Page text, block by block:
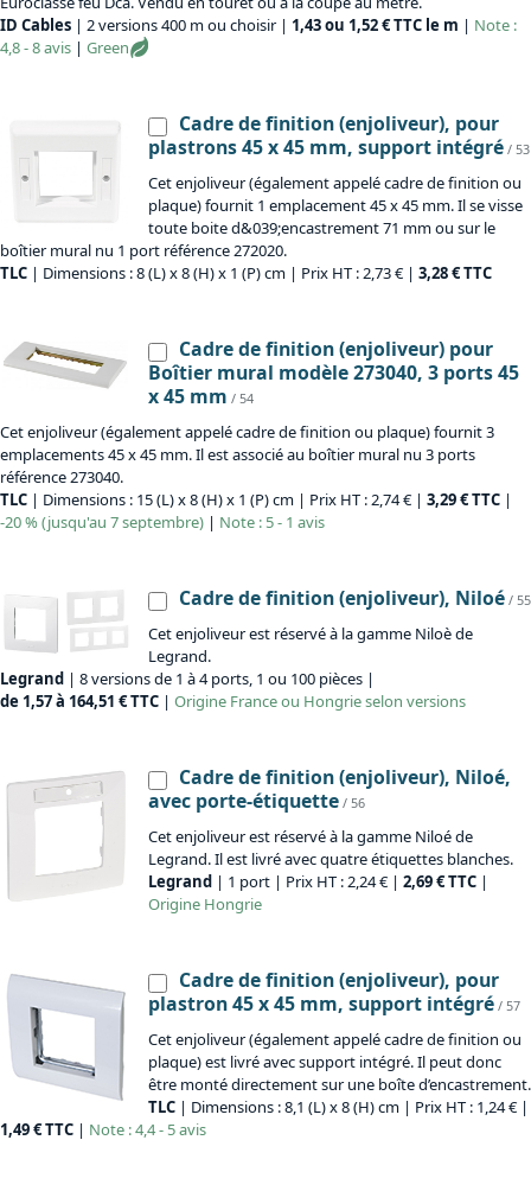
ID Cables | 2 versions 400 m ou choisir | 1,43 ou 1,52 € TTC le m | Note :
4,8 - 8 avis | Green
Cadre de finition (enjoliveur), pour
plastrons 45 x 45 mm, support intégré / 53
Cet enjoliveur (également appelé cadre de finition ou
plaque) fournit 1 emplacement 45 x 45 mm. Il se visse
toute boite d&039;encastrement 71 mm ou sur le
boîtier mural nu 1 port référence 272020.
TLC | Dimensions : 8 (L) x 8 (H) x 1 (P) cm | Prix HT : 2,73 € | 3,28 € TTC
Cadre de finition (enjoliveur) pour
Boîtier mural modèle 273040, 3 ports 45
x 45 mm / 54
Cet enjoliveur (également appelé cadre de finition ou plaque) fournit 3
emplacements 45 x 45 mm. Il est associé au boîtier mural nu 3 ports
référence 273040.
TLC | Dimensions : 15 (L) x 8 (H) x 1 (P) cm | Prix HT : 2,74 € | 3,29 € TTC |
-20 % (jusqu'au 7 septembre) | Note : 5 - 1 avis
Cadre de finition (enjoliveur), Niloé / 55
Cet enjoliveur est réservé à la gamme Niloè de
Legrand.
Legrand | 8 versions de 1 à 4 ports, 1 ou 100 pièces |
de 1,57 à 164,51 € TTC | Origine France ou Hongrie selon versions
Cadre de finition (enjoliveur), Niloé,
avec porte-étiquette / 56
Cet enjoliveur est réservé à la gamme Niloé de
Legrand. Il est livré avec quatre étiquettes blanches.
Legrand | 1 port | Prix HT : 2,24 € | 2,69 € TTC |
Origine Hongrie
Cadre de finition (enjoliveur), pour
plastron 45 x 45 mm, support intégré / 57
Cet enjoliveur (également appelé cadre de finition ou
plaque) est livré avec support intégré. Il peut donc
être monté directement sur une boîte d’encastrement.
TLC | Dimensions : 8,1 (L) x 8 (H) cm | Prix HT : 1,24 € |
1,49 € TTC | Note : 4,4 - 5 avis